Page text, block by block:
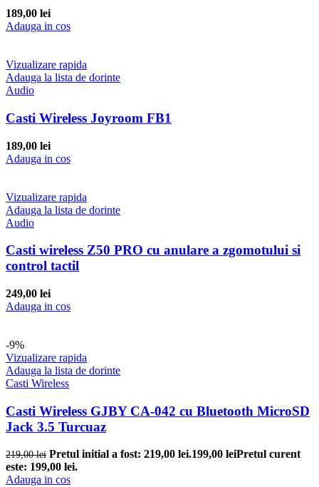
189,00 lei
Adauga in cos
Vizualizare rapida
Adauga la lista de dorinte
Audio
Casti Wireless Joyroom FB1
189,00 lei
Adauga in cos
Vizualizare rapida
Adauga la lista de dorinte
Audio
Casti wireless Z50 PRO cu anulare a zgomotului si
control tactil
249,00 lei
Adauga in cos
-9%
Vizualizare rapida
Adauga la lista de dorinte
Casti Wireless
Casti Wireless GJBY CA-042 cu Bluetooth MicroSD
Jack 3.5 Turcuaz
219,00lei Pretul initial a fost: 219,00 lei.199,00 leiPretul curent
este: 199,00 lei.
Adauga in cos